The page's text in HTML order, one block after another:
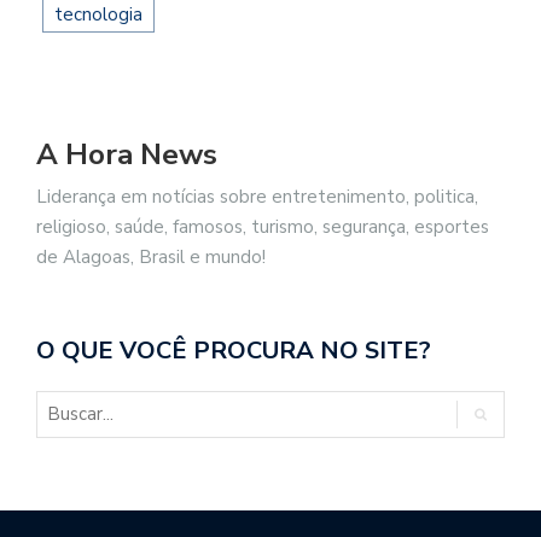
tecnologia
A Hora News
Liderança em notícias sobre entretenimento, politica,
religioso, saúde, famosos, turismo, segurança, esportes
de Alagoas, Brasil e mundo!
O QUE VOCÊ PROCURA NO SITE?